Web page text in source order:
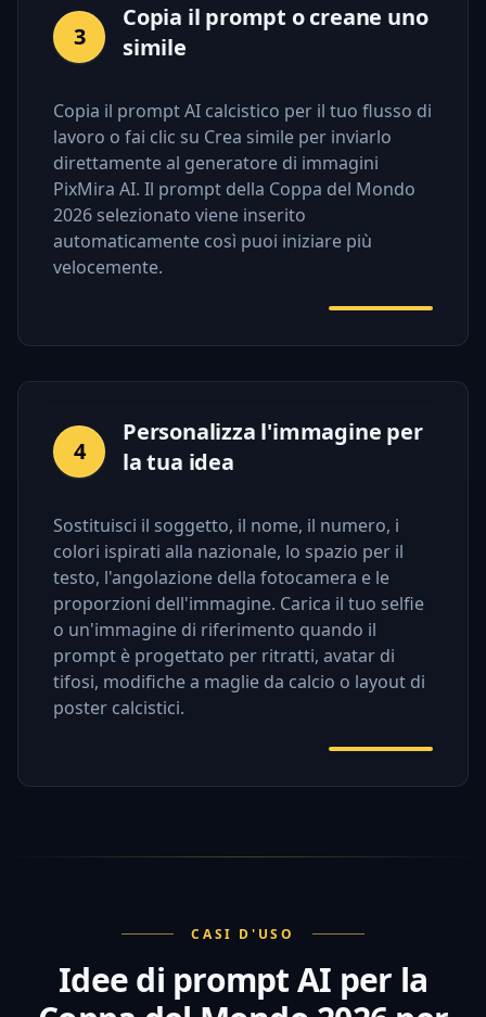
3
Copia il prompt o creane uno
simile
Copia il prompt AI calcistico per il tuo flusso di
lavoro o fai clic su Crea simile per inviarlo
direttamente al generatore di immagini
PixMira AI. Il prompt della Coppa del Mondo
2026 selezionato viene inserito
automaticamente così puoi iniziare più
velocemente.
4
Personalizza l'immagine per
la tua idea
Sostituisci il soggetto, il nome, il numero, i
colori ispirati alla nazionale, lo spazio per il
testo, l'angolazione della fotocamera e le
proporzioni dell'immagine. Carica il tuo selfie
o un'immagine di riferimento quando il
prompt è progettato per ritratti, avatar di
tifosi, modifiche a maglie da calcio o layout di
poster calcistici.
CASI D'USO
Idee di prompt AI per la